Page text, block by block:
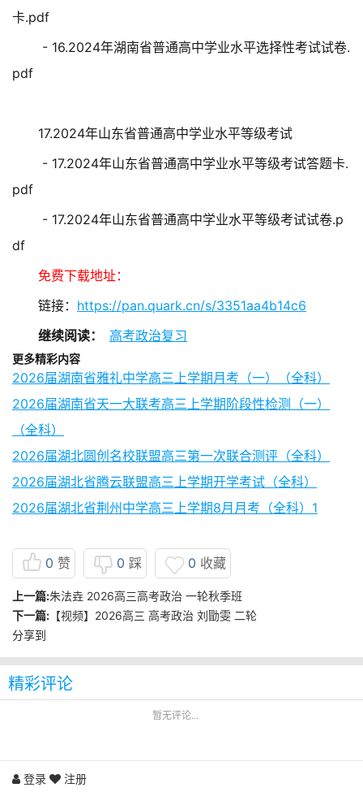
卡.pdf
- 16.2024年湖南省普通高中学业水平选择性考试试卷.
pdf
17.2024年山东省普通高中学业水平等级考试
- 17.2024年山东省普通高中学业水平等级考试答题卡.
pdf
- 17.2024年山东省普通高中学业水平等级考试试卷.p
df
免费下载地址：
链接： https://pan.quark.cn/s/3351aa4b14c6
继续阅读：
高考政治复习
更多精彩内容
2026届湖南省雅礼中学高三上学期月考（一）（全科）
2026届湖南省天一大联考高三上学期阶段性检测（一）
（全科）
2026届湖北圆创名校联盟高三第一次联合测评（全科）
2026届湖北省腾云联盟高三上学期开学考试（全科）
2026届湖北省荆州中学高三上学期8月月考（全科）1
0 赞 0 踩 0 收藏
上一篇:朱法垚 2026高三高考政治 一轮秋季班
下一篇: 【视频】2026高三 高考政治 刘勖雯 二轮
分享到
精彩评论
暂无评论...
登录 注册